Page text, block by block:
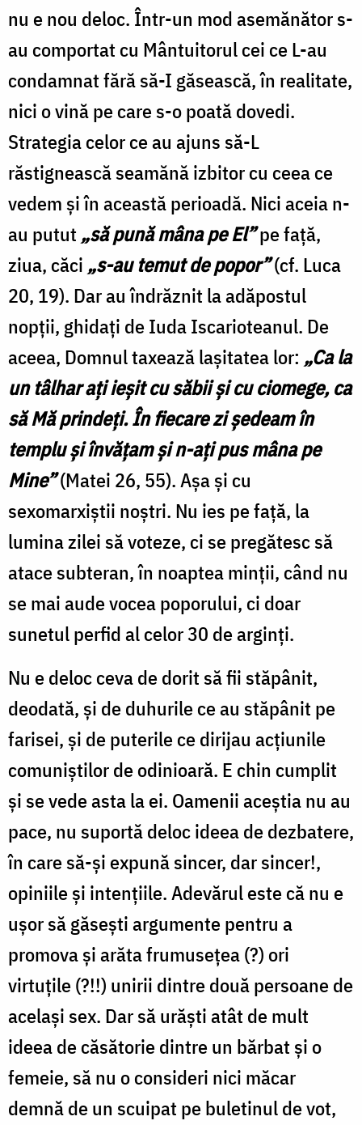
nu e nou deloc. Într-un mod asemănător s-
au comportat cu Mântuitorul cei ce L-au
condamnat fără să-I găsească, în realitate,
nici o vină pe care s-o poată dovedi.
Strategia celor ce au ajuns să-L
răstignească seamănă izbitor cu ceea ce
vedem şi în această perioadă. Nici aceia n-
au putut „să pună mâna pe El”pe faţă,
ziua, căci „s-au temut de popor”(cf. Luca
20, 19). Dar au îndrăznit la adăpostul
nopţii, ghidaţi de Iuda Iscarioteanul. De
aceea, Domnul taxează laşitatea lor: „Ca la
un tâlhar aţi ieşit cu săbii şi cu ciomege, ca
să Mă prindeţi. În fiecare zi şedeam în
templu şi învăţam şi n-aţi pus mâna pe
Mine”(Matei 26, 55). Aşa şi cu
sexomarxiştii noştri. Nu ies pe faţă, la
lumina zilei să voteze, ci se pregătesc să
atace subteran, în noaptea minţii, când nu
se mai aude vocea poporului, ci doar
sunetul perfid al celor 30 de arginţi.
Nu e deloc ceva de dorit să fii stăpânit,
deodată, şi de duhurile ce au stăpânit pe
farisei, şi de puterile ce dirijau acţiunile
comuniştilor de odinioară. E chin cumplit
şi se vede asta la ei. Oamenii aceştia nu au
pace, nu suportă deloc ideea de dezbatere,
în care să-şi expună sincer, dar sincer!,
opiniile şi intenţiile. Adevărul este că nu e
uşor să găseşti argumente pentru a
promova şi arăta frumuseţea (?) ori
virtuţile (?!!) unirii dintre două persoane de
acelaşi sex. Dar să urăşti atât de mult
ideea de căsătorie dintre un bărbat şi o
femeie, să nu o consideri nici măcar
demnă de un scuipat pe buletinul de vot,